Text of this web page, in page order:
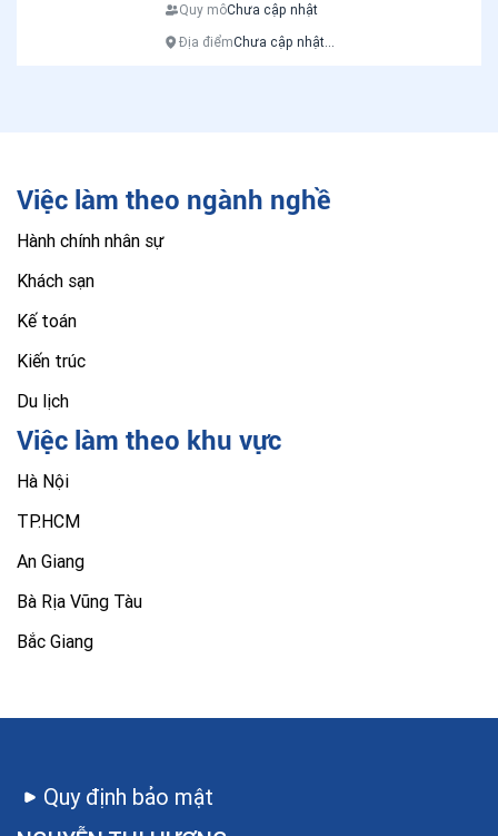
Quy môChưa cập nhật
Địa điểmChưa cập nhật...
Việc làm theo ngành nghề
Hành chính nhân sự
Khách sạn
Kế toán
Kiến trúc
Du lịch
Việc làm theo khu vực
Hà Nội
TP.HCM
An Giang
Bà Rịa Vũng Tàu
Bắc Giang
Quy định bảo mật